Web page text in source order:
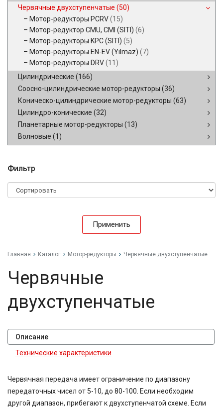
Червячные двухступенчатые (50)
Мотор-редукторы PCRV(15)
Мотор-редуктор CMU, CMI (SITI) (6)
Мотор-редукторы KPC (SITI) (5)
Мотор-редукторы EN-EV (Yilmaz) (7)
Мотор-редукторы DRV(11)
Цилиндрические (166)
Соосно-цилиндрические мотор-редукторы (36)
Коническо-цилиндрические мотор-редукторы (63)
Цилиндро-конические (32)
Планетарные мотор-редукторы (13)
Волновые (1)
Фильтр
Применить
Главная Каталог Мотор-редукторы Червячные двухступенчатые
Червячные
двухступенчатые
Описание
Технические характеристики
Червячная передача имеет ограничение по диапазону
передаточных чисел от 5-10, до 80-100. Если необходим
другой диапазон, прибегают к двухступенчатой схеме. Если